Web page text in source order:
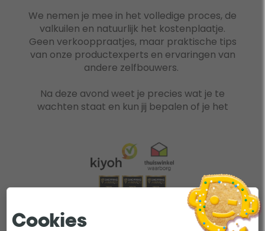
Cookies